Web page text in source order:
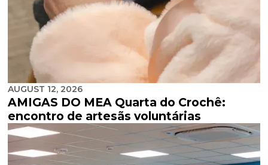
AUGUST 12, 2026
AMIGAS DO MEA Quarta do Crochê:
encontro de artesãs voluntárias